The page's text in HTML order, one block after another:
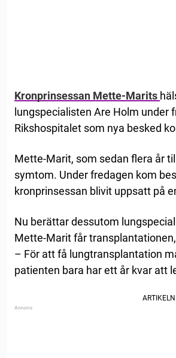
Kronprinsessan Mette-Marits
lungspecialisten Are Holm under
Rikshospitalet som nya besked
Mette-Marit, som sedan flera år
symtom. Under fredagen kom
kronprinsessan blivit uppsatt på
Nu berättar dessutom
Mette-Marit får
– För att få lungtransplantation
patienten bara har ett år kvar att